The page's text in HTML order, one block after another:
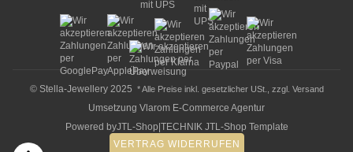
© Stella-Jewellery 2025 * Alle Preise inkl. gesetzlicher USt., zzgl. Versand
Umsetzung Vlarom E-Commerce Agentur
Powered byJTL-Shop TECHNIK JTL-Shop Template
VERTRAG WIDERRUFEN